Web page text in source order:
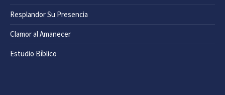
Resplandor Su Presencia
Clamor al Amanecer
Estudio Bíblico